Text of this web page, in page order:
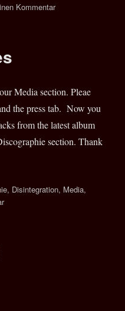
Kommentarzu
Media section. Pleae
the press tab. Now you
from the latest album
section. Thank
, Disintegration, Media,
zu